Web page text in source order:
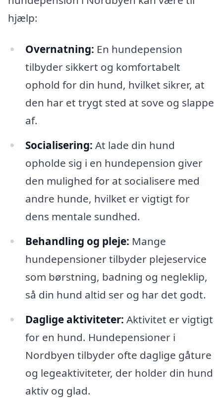
hjælp:
Overnatning: En hundepension
tilbyder sikkert og komfortabelt
ophold for din hund, hvilket sikrer, at
den har et trygt sted at sove og slappe
af.
Socialisering: At lade din hund
opholde sig i en hundepension giver
den mulighed for at socialisere med
andre hunde, hvilket er vigtigt for
dens mentale sundhed.
Behandling og pleje: Mange
hundepensioner tilbyder plejeservice
som børstning, badning og negleklip,
så din hund altid ser og har det godt.
Daglige aktiviteter: Aktivitet er vigtigt
for en hund. Hundepensioner i
Nordbyen tilbyder ofte daglige gåture
og legeaktiviteter, der holder din hund
aktiv og glad.